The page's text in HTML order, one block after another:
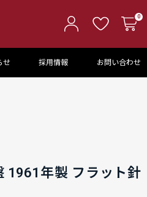
0
せ 採用情報 お問い合わせ
1961年製 フラット針